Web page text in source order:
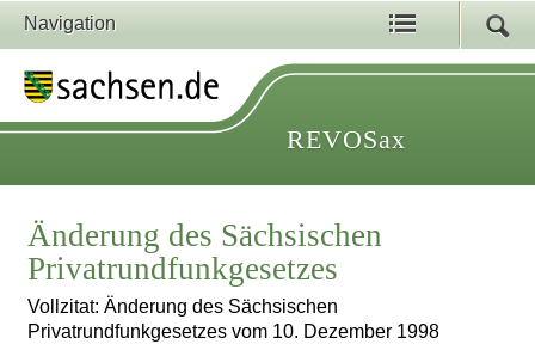
Navigation
REVOSax
Änderung des Sächsischen
Privatrundfunkgesetzes
Vollzitat: Änderung des Sächsischen
Privatrundfunkgesetzes vom 10. Dezember 1998